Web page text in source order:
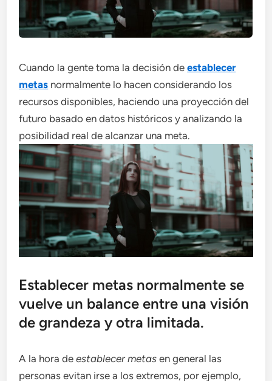
Cuando la gente toma la decisión deestablecer
metas normalmente lo hacen considerando los
recursos disponibles, haciendo una proyección del
futuro basado en datos históricos y analizando la
posibilidad real de alcanzar una meta.
Establecer metas normalmente se
vuelve un balance entre una visión
de grandeza y otra limitada.
A la hora deestablecer metas en general las
personas evitan irse a los extremos, por ejemplo,